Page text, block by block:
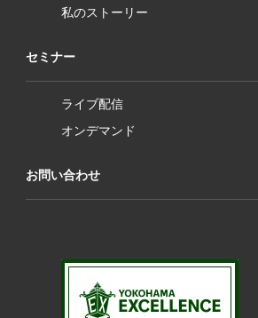
私のストーリー
セミナー
ライブ配信
オンデマンド
お問い合わせ